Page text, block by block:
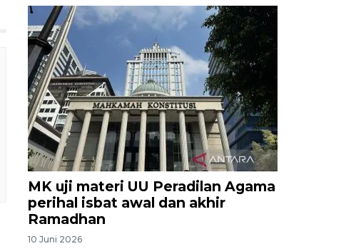
MK uji materi UU Peradilan Agama
perihal isbat awal dan akhir
Ramadhan
10 Juni 2026